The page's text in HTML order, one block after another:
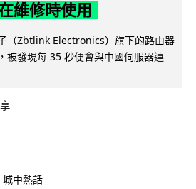
維修時使用
（Zbtlink Electronics）旗下的路由器
被發現每 35 秒便會與中國伺服器連
城中熱話